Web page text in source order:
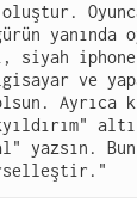
oluştur.
yanında
siyah
ve
Ayrıca
yazsın.